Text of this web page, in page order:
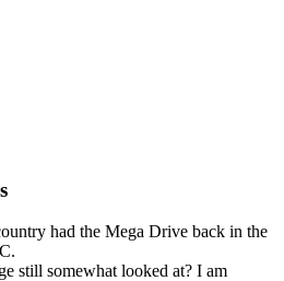
had the Mega Drive back in the
still somewhat looked at? I am